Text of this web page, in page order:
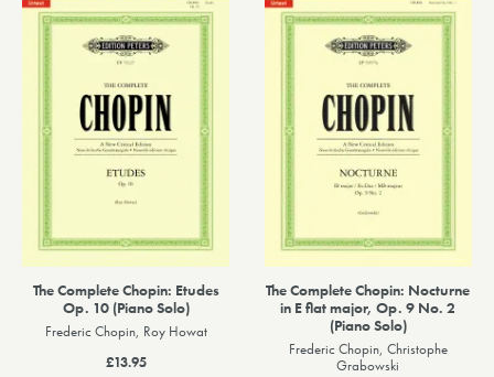
The Complete Chopin: Etudes
Op. 10 (Piano Solo)
Frederic Chopin, Roy Howat
£13.95
The Complete Chopin: Nocturne
in E flat major, Op. 9 No. 2
(Piano Solo)
Frederic Chopin, Christophe
Grabowski